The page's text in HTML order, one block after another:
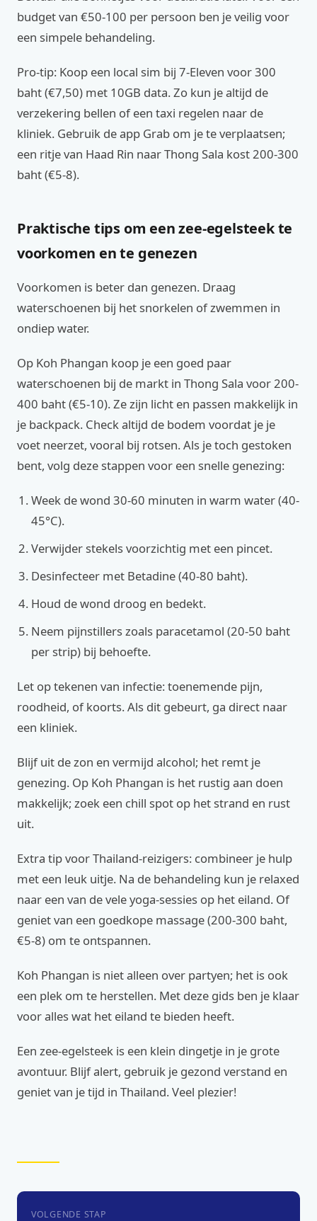
budget van €50-100 per persoon ben je veilig voor
een simpele behandeling.
Pro-tip: Koop een local sim bij 7-Eleven voor 300
baht (€7,50) met 10GB data. Zo kun je altijd de
verzekering bellen of een taxi regelen naar de
kliniek. Gebruik de app Grab om je te verplaatsen;
een ritje van Haad Rin naar Thong Sala kost 200-300
baht (€5-8).
Praktische tips om een zee-egelsteek te
voorkomen en te genezen
Voorkomen is beter dan genezen. Draag
waterschoenen bij het snorkelen of zwemmen in
ondiep water.
Op Koh Phangan koop je een goed paar
waterschoenen bij de markt in Thong Sala voor 200-
400 baht (€5-10). Ze zijn licht en passen makkelijk in
je backpack. Check altijd de bodem voordat je je
voet neerzet, vooral bij rotsen. Als je toch gestoken
bent, volg deze stappen voor een snelle genezing:
Week de wond 30-60 minuten in warm water (40-
45°C).
Verwijder stekels voorzichtig met een pincet.
Desinfecteer met Betadine (40-80 baht).
Houd de wond droog en bedekt.
Neem pijnstillers zoals paracetamol (20-50 baht
per strip) bij behoefte.
Let op tekenen van infectie: toenemende pijn,
roodheid, of koorts. Als dit gebeurt, ga direct naar
een kliniek.
Blijf uit de zon en vermijd alcohol; het remt je
genezing. Op Koh Phangan is het rustig aan doen
makkelijk; zoek een chill spot op het strand en rust
uit.
Extra tip voor Thailand-reizigers: combineer je hulp
met een leuk uitje. Na de behandeling kun je relaxed
naar een van de vele yoga-sessies op het eiland. Of
geniet van een goedkope massage (200-300 baht,
€5-8) om te ontspannen.
Koh Phangan is niet alleen over partyen; het is ook
een plek om te herstellen. Met deze gids ben je klaar
voor alles wat het eiland te bieden heeft.
Een zee-egelsteek is een klein dingetje in je grote
avontuur. Blijf alert, gebruik je gezond verstand en
geniet van je tijd in Thailand. Veel plezier!
VOLGENDE STAP